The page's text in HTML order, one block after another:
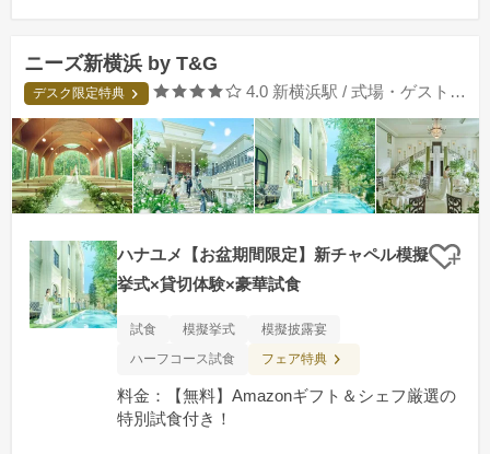
ニーズ新横浜 by T&G
デスク限定特典 口コミ評価
4.0 新横浜駅 / 式場・ゲストハウス
ハナユメ【お盆期間限定】新チャペル模擬
挙式×貸切体験×豪華試食
クリ
試食 模擬挙式
模擬披露宴
ハーフコース試食
フェア特典
料金：【無料】Amazonギフト＆シェフ厳選の
特別試⾷付き！